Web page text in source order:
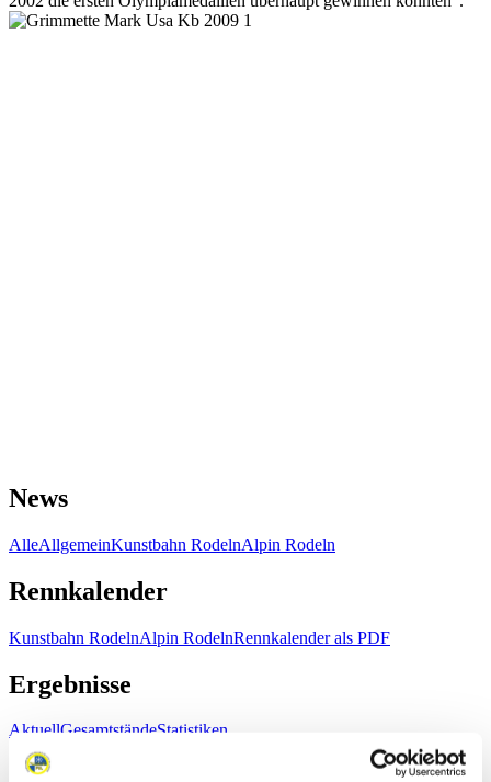
News
AlleAllgemeinKunstbahn RodelnAlpin Rodeln
Rennkalender
Kunstbahn RodelnAlpin RodelnRennkalender als PDF
Ergebnisse
AktuellGesamtständeStatistiken